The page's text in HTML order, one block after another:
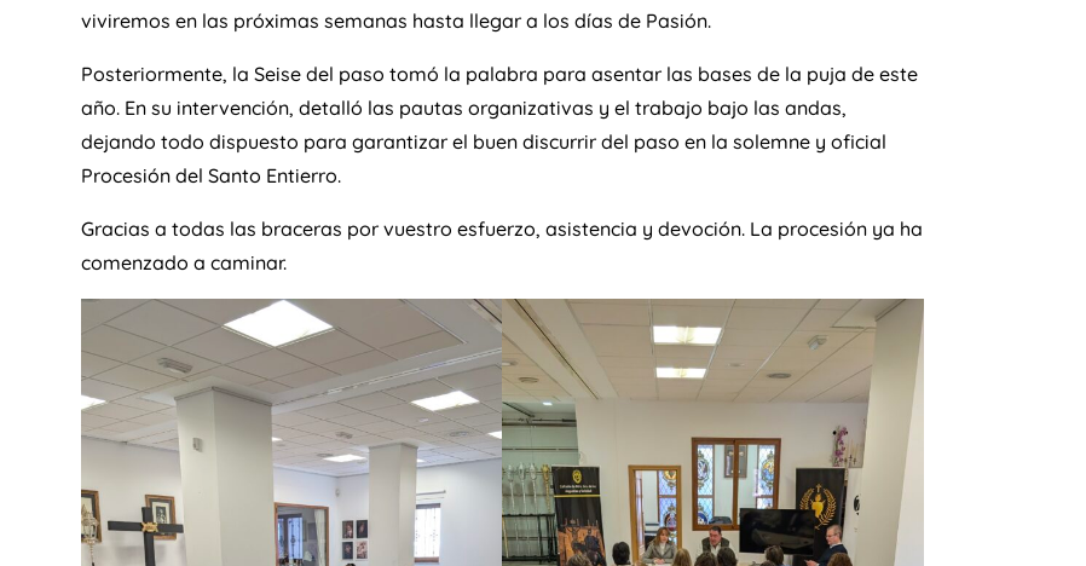
viviremos en las próximas semanas hasta llegar a los días de Pasión.
Posteriormente, la Seise del paso tomó la palabra para asentar las bases de la puja de este
año. En su intervención, detalló las pautas organizativas y el trabajo bajo las andas,
dejando todo dispuesto para garantizar el buen discurrir del paso en la solemne y oficial
Procesión del Santo Entierro.
Gracias a todas las braceras por vuestro esfuerzo, asistencia y devoción. La procesión ya ha
comenzado a caminar.